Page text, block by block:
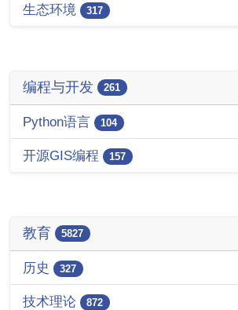
生态环境 317
编程与开发 261
Python语言 104
开源GIS编程 157
教育 5827
历史 327
技术理论 872